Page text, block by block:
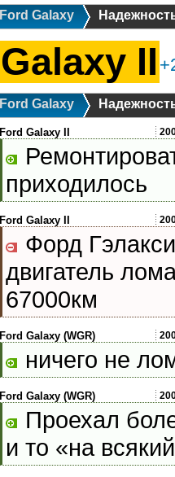
Ford Galaxy
Galaxy II
Ford Galaxy
Ford Galaxy II
приходилось
Ford Galaxy II
Форд
двигатель
67000км
Ford Galaxy (WGR)
ничего не
Ford Galaxy (WGR)
Проехал
и то «на